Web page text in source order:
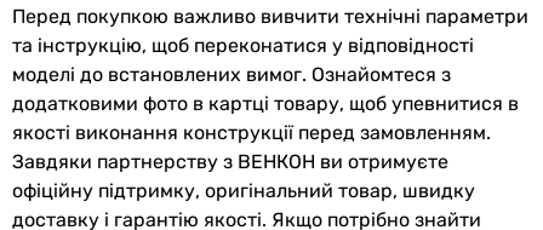
Перед покупкою важливо вивчити технічні параметри
та інструкцію, щоб переконатися у відповідності
моделі до встановлених вимог. Ознайомтеся з
додатковими фото в картці товару, щоб упевнитися в
якості виконання конструкції перед замовленням.
Завдяки партнерству з ВЕНКОН ви отримуєте
офіційну підтримку, оригінальний товар, швидку
доставку і гарантію якості. Якщо потрібно знайти